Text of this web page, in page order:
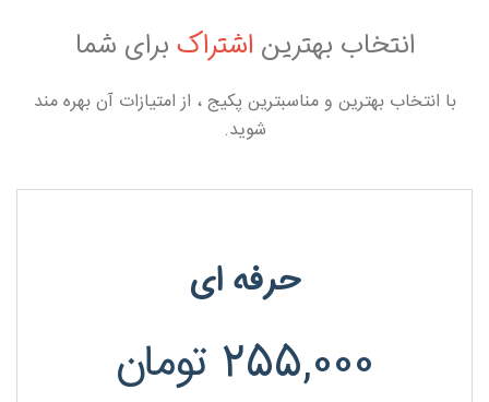
انتخاب بهترین اشتراک برای شما
با انتخاب بهترین و مناسبترین پکیج ، از امتیازات آن بهره مند
شوید.
حرفه ای
255,000 تومان